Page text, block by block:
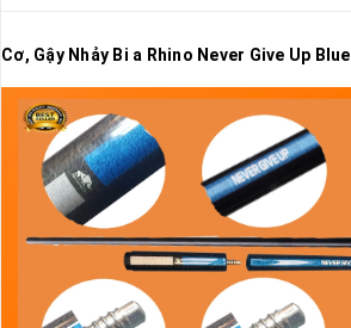
Cơ, Gậy Nhảy Bi a Rhino Never Give Up Blue